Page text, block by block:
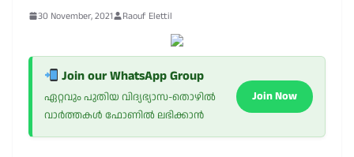
30 November, 2021 Raouf Elettil
Join our WhatsApp Group
ഏറ്റവും പുതിയ വിദ്യഭ്യാസ-തൊഴിൽ
വാർത്തകൾ ഫോണിൽ ലഭിക്കാൻ
Join Now